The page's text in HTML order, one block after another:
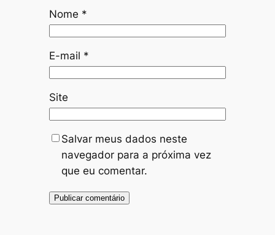
Nome *
E-mail *
Site
Salvar meus dados neste
navegador para a próxima vez
que eu comentar.